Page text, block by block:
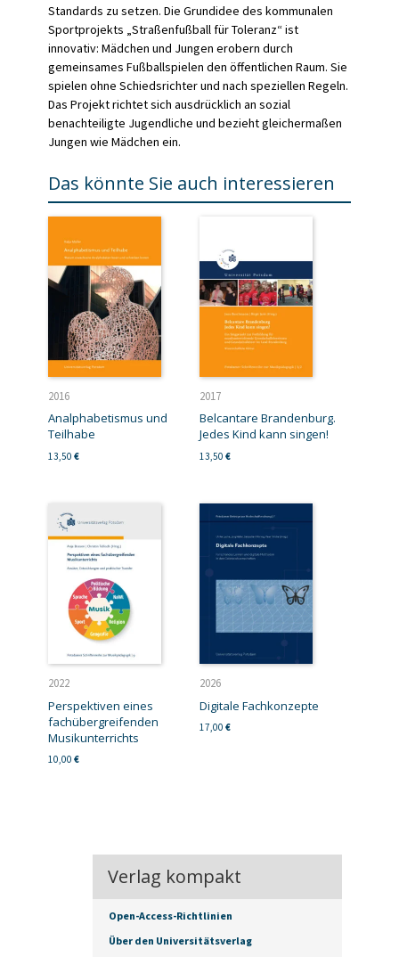
Standards zu setzen. Die Grundidee des kommunalen
Sportprojekts „Straßenfußball für Toleranz“ ist
innovativ: Mädchen und Jungen erobern durch
gemeinsames Fußballspielen den öffentlichen Raum. Sie
spielen ohne Schiedsrichter und nach speziellen Regeln.
Das Projekt richtet sich ausdrücklich an sozial
benachteiligte Jugendliche und bezieht gleichermaßen
Jungen wie Mädchen ein.
Das könnte Sie auch interessieren
2016
Analphabetismus und
Teilhabe
13,50 €
2017
Belcantare Brandenburg.
Jedes Kind kann singen!
13,50 €
2022
Perspektiven eines
fachübergreifenden
Musikunterrichts
10,00 €
2026
Digitale Fachkonzepte
17,00 €
Verlag kompakt
Open-Access-Richtlinien
Über den Universitätsverlag